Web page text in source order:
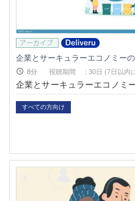
企業とサーキュラーエコノミー
8分 視聴期間 : 30日 (7日以内
企業とサーキュラーエコノミ
学べる動画です
すべての方向け